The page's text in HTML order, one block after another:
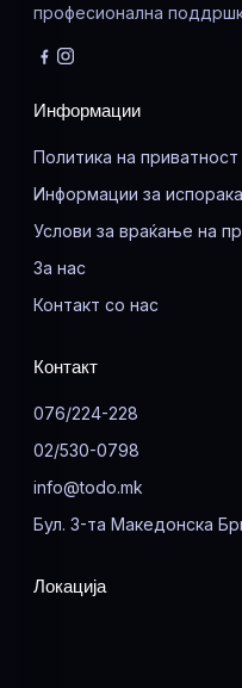
професионална
Информации
Политика на приватност
Информации за испорака
Услови за враќање на
За нас
Контакт со нас
Контакт
076/224-228
02/530-0798
info@todo.mk
Бул. 3-та Македонска
Локација